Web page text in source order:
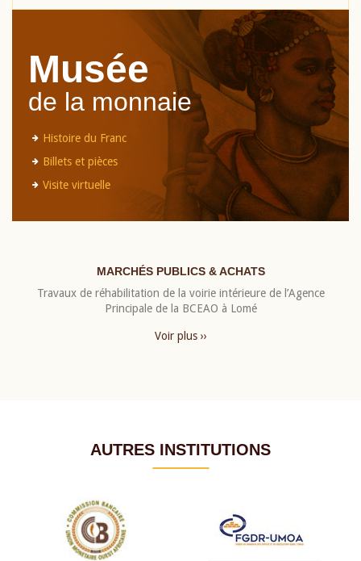
Musée
de la monnaie
Histoire du Franc
Billets et pièces
Visite virtuelle
MARCHÉS PUBLICS & ACHATS
Travaux de réhabilitation de la voirie intérieure de l’Agence
Principale de la BCEAO à Lomé
Voir plus ››
AUTRES INSTITUTIONS